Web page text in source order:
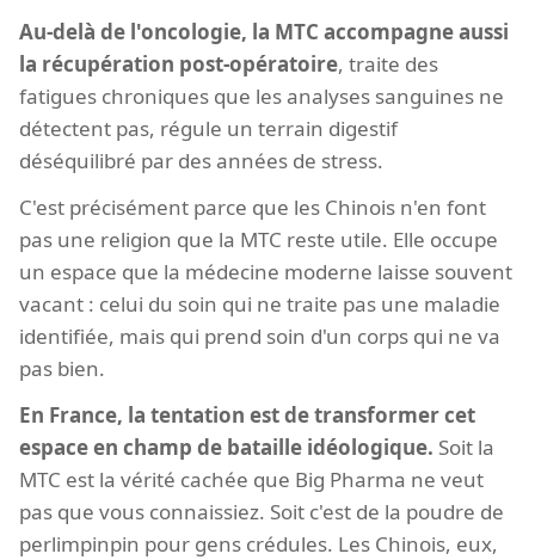
Au-delà de l'oncologie, la MTC accompagne aussi
la récupération post-opératoire, traite des
fatigues chroniques que les analyses sanguines ne
détectent pas, régule un terrain digestif
déséquilibré par des années de stress.
C'est précisément parce que les Chinois n'en font
pas une religion que la MTC reste utile. Elle occupe
un espace que la médecine moderne laisse souvent
vacant : celui du soin qui ne traite pas une maladie
identifiée, mais qui prend soin d'un corps qui ne va
pas bien.
En France, la tentation est de transformer cet
espace en champ de bataille idéologique. Soit la
MTC est la vérité cachée que Big Pharma ne veut
pas que vous connaissiez. Soit c'est de la poudre de
perlimpinpin pour gens crédules. Les Chinois, eux,